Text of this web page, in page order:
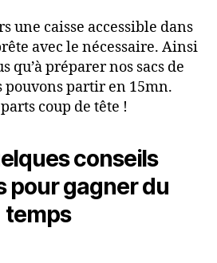
une caisse accessible dans
avec le nécessaire. Ainsi
qu’à préparer nos sacs de
pouvons partir en 15mn.
coup de tête !
conseils
pour gagner du
temps